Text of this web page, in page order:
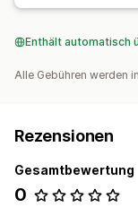
Enthält automatisch
Alle Gebühren werden
Rezensionen
Gesamtbewertung
0